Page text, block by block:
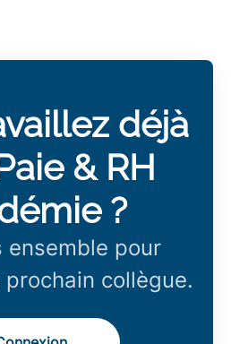
déjà
& RH
?
ensemble pour
collègue.